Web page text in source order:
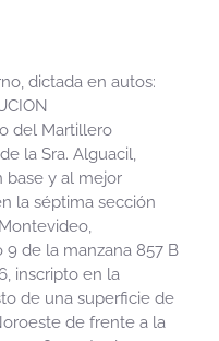
dictada en autos:
del Martillero
la Sra. Alguacil,
base y al mejor
la séptima sección
de la manzana 857 B
inscripto en la
de una superficie de
de frente a la